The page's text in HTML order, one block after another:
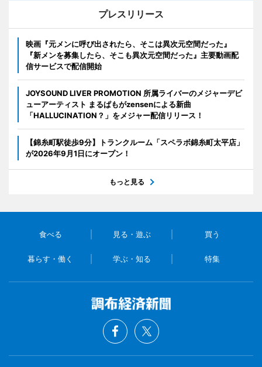
プレスリリース
映画『元メンに呼び出されたら、そこは異次元空間だった』
『新メンを募集したら、そこも異次元空間だった』主要動画配
信サービスで配信開始
JOYSOUND LIVER PROMOTION 所属ライバーのメジャーデビ
ューアーティスト まるぱもがzensenによる新曲
「HALLUCINATION？」をメジャー配信リリース！
【錦糸町駅徒歩9分】トランクルーム「スペラボ錦糸町太平店」
が2026年9月1日にオープン！
もっと見る
食べる 見る・遊ぶ 買う
暮らす・働く 学ぶ・知る 特集